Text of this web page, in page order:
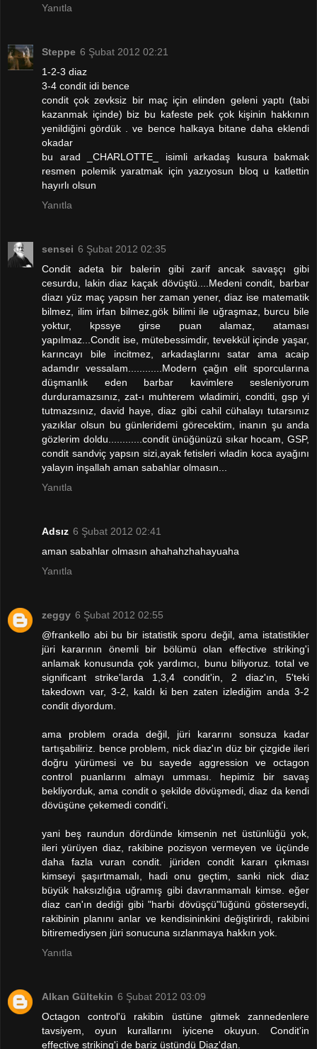
Yanıtla
Steppe 6 Şubat 2012 02:21
1-2-3 diaz
3-4 condit idi bence
condit çok zevksiz bir maç için elinden geleni yaptı (tabi
kazanmak içinde) biz bu kafeste pek çok kişinin hakkının
yenildiğini gördük . ve bence halkaya bitane daha eklendi
okadar
bu arad _CHARLOTTE_ isimli arkadaş kusura bakmak
resmen polemik yaratmak için yazıyosun bloq u katlettin
hayırlı olsun
Yanıtla
sensei 6 Şubat 2012 02:35
Condit adeta bir balerin gibi zarif ancak savaşçı gibi
cesurdu, lakin diaz kaçak dövüştü....Medeni condit, barbar
diazı yüz maç yapsın her zaman yener, diaz ise matematik
bilmez, ilim irfan bilmez,gök bilimi ile uğraşmaz, burcu bile
yoktur, kpssye girse puan alamaz, ataması
yapılmaz...Condit ise, mütebessimdir, tevekkül içinde yaşar,
karıncayı bile incitmez, arkadaşlarını satar ama acaip
adamdır vessalam............Modern çağın elit sporcularına
düşmanlık eden barbar kavimlere sesleniyorum
durduramazsınız, zat-ı muhterem wladimiri, conditi, gsp yi
tutmazsınız, david haye, diaz gibi cahil cühalayı tutarsınız
yazıklar olsun bu günleridemi görecektim, inanın şu anda
gözlerim doldu............condit ünüğünüzü sıkar hocam, GSP,
condit sandviç yapsın sizi,ayak fetisleri wladin koca ayağını
yalayın inşallah aman sabahlar olmasın...
Yanıtla
Adsız 6 Şubat 2012 02:41
aman sabahlar olmasın ahahahzhahayuaha
Yanıtla
zeggy 6 Şubat 2012 02:55
@frankello abi bu bir istatistik sporu değil, ama istatistikler
jüri kararının önemli bir bölümü olan effective striking'i
anlamak konusunda çok yardımcı, bunu biliyoruz. total ve
significant strike'larda 1,3,4 condit'in, 2 diaz'ın, 5'teki
takedown var, 3-2, kaldı ki ben zaten izlediğim anda 3-2
condit diyordum.
ama problem orada değil, jüri kararını sonsuza kadar
tartışabiliriz. bence problem, nick diaz'ın düz bir çizgide ileri
doğru yürümesi ve bu sayede aggression ve octagon
control puanlarını almayı umması. hepimiz bir savaş
bekliyorduk, ama condit o şekilde dövüşmedi, diaz da kendi
dövüşüne çekemedi condit'i.
yani beş raundun dördünde kimsenin net üstünlüğü yok,
ileri yürüyen diaz, rakibine pozisyon vermeyen ve üçünde
daha fazla vuran condit. jüriden condit kararı çıkması
kimseyi şaşırtmamalı, hadi onu geçtim, sanki nick diaz
büyük haksızlığıa uğramış gibi davranmamalı kimse. eğer
diaz can'ın dediği gibi "harbi dövüşçü"lüğünü gösterseydi,
rakibinin planını anlar ve kendisininkini değiştirirdi, rakibini
bitiremediysen jüri sonucuna sızlanmaya hakkın yok.
Yanıtla
Alkan Gültekin 6 Şubat 2012 03:09
Octagon control'ü rakibin üstüne gitmek zannedenlere
tavsiyem, oyun kurallarını iyicene okuyun. Condit'in
effective striking'i de bariz üstündü Diaz'dan.